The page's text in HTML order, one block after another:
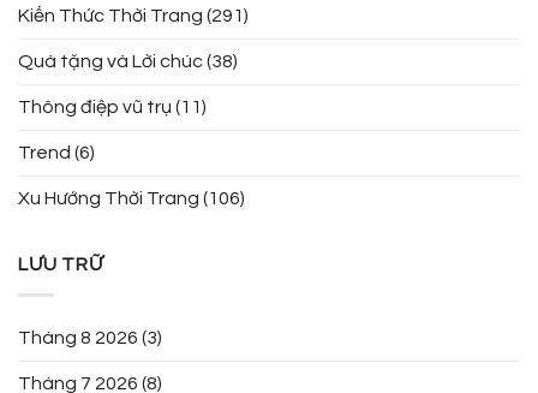
Kiến Thức Thời Trang (291)
Quà tặng và Lời chúc(38)
Thông điệp vũ trụ (11)
Trend (6)
Xu Hướng Thời Trang (106)
LƯU TRỮ
Tháng 8 2026 (3)
Tháng 7 2026 (8)